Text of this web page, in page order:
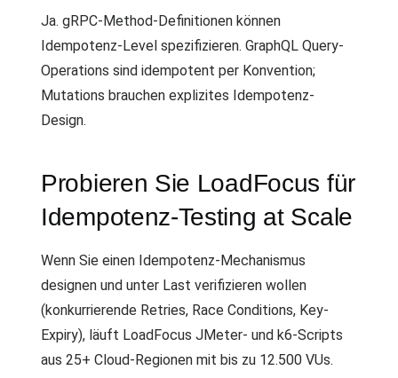
Ja. gRPC-Method-Definitionen können
Idempotenz-Level spezifizieren. GraphQL Query-
Operations sind idempotent per Konvention;
Mutations brauchen explizites Idempotenz-
Design.
Probieren Sie LoadFocus für
Idempotenz-Testing at Scale
Wenn Sie einen Idempotenz-Mechanismus
designen und unter Last verifizieren wollen
(konkurrierende Retries, Race Conditions, Key-
Expiry), läuft LoadFocus JMeter- und k6-Scripts
aus 25+ Cloud-Regionen mit bis zu 12.500 VUs.